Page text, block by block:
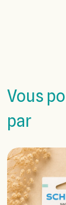
Vous
par